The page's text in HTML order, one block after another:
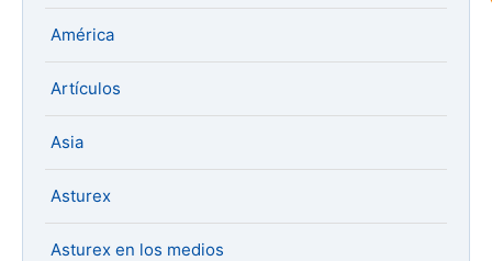
América
Artículos
Asia
Asturex
Asturex en los medios
¿En que te puedo ayudar hoy?